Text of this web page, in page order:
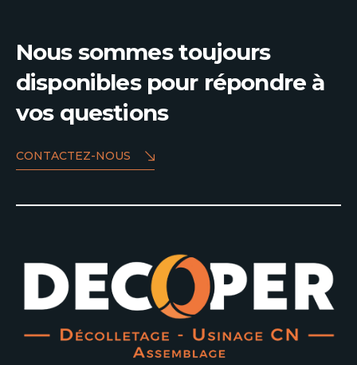
Nous sommes toujours
disponibles pour répondre à
vos questions
CONTACTEZ-NOUS